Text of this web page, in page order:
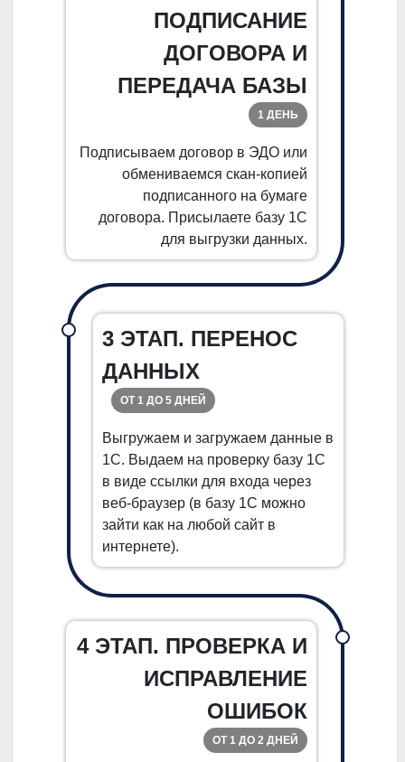
ПОДПИСАНИЕ
ДОГОВОРА И
ПЕРЕДАЧА БАЗЫ
1 ДЕНЬ
Подписываем договор в ЭДО или
обмениваемся скан-копией
подписанного на бумаге
договора. Присылаете базу 1С
для выгрузки данных.
3 ЭТАП. ПЕРЕНОС
ДАННЫХ
ОТ 1 ДО 5 ДНЕЙ
Выгружаем и загружаем данные в
1С. Выдаем на проверку базу 1С
в виде ссылки для входа через
веб-браузер (в базу 1С можно
зайти как на любой сайт в
интернете).
4 ЭТАП. ПРОВЕРКА И
ИСПРАВЛЕНИЕ
ОШИБОК
ОТ 1 ДО 2 ДНЕЙ